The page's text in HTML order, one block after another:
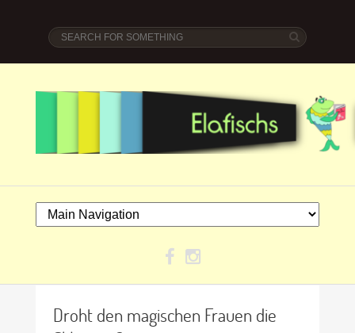
Droht den magischen Frauen die